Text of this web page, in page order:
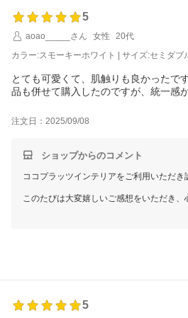
5
aoao_____さん
女性
20代
カラー:スモーキーホワイト | サイズ:セミダブ
とても可愛くて、肌触りも良かったで
注文日：2025/09/08
ショップからのコメント
ココプラッツインテリアをご利用いただき
このたびは大変嬉しいご感想をいただき、
「とても可愛くて、肌触りも良かった」
これからも皆様にご満足いただける商品
5